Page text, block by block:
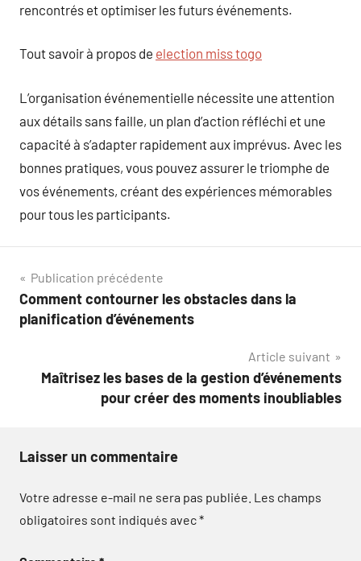
rencontrés et optimiser les futurs événements.
Tout savoir à propos de election miss togo
L’organisation événementielle nécessite une attention
aux détails sans faille, un plan d’action réfléchi et une
capacité à s’adapter rapidement aux imprévus. Avec les
bonnes pratiques, vous pouvez assurer le triomphe de
vos événements, créant des expériences mémorables
pour tous les participants.
Navigation
de
Publication précédente
Comment contourner les obstacles dans la
planification d’événements
Article suivant
Maîtrisez les bases de la gestion d’événements
pour créer des moments inoubliables
Laisser un commentaire
Votre adresse e-mail ne sera pas publiée. Les champs
obligatoires sont indiqués avec*